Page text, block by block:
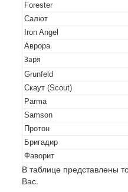
Forester
Салют
Iron Angel
Аврора
Заря
Grunfeld
Скаут (Scout)
Parma
Samson
Протон
Бригадир
Фаворит
В таблице представлены
Вас.